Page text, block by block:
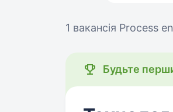
1 вакансія Process
Будьте